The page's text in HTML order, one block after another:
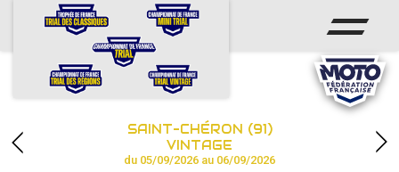
ACCUEIL
CALENDRIER
CHAMPIONNATSAINT-CHÉRON (91)
VINTAGE
du 05/09/2026 au 06/09/2026